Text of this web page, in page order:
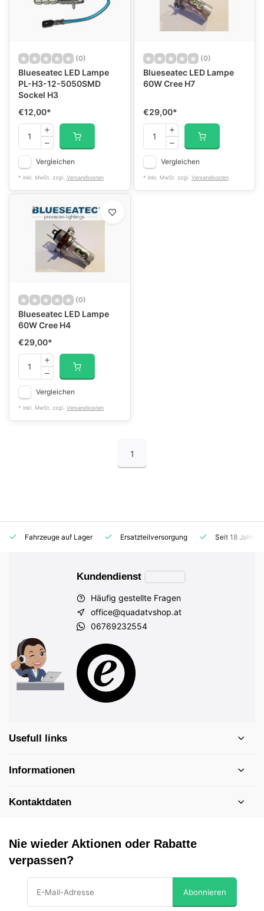
(0)
Blueseatec LED Lampe
PL-H3-12-5050SMD
Sockel H3
€12,00*
Vergleichen
* Inkl. MwSt. zzgl. Versandkosten
(0)
Blueseatec LED Lampe
60W Cree H7
€29,00*
Vergleichen
* Inkl. MwSt. zzgl. Versandkosten
(0)
Blueseatec LED Lampe
60W Cree H4
€29,00*
Vergleichen
* Inkl. MwSt. zzgl. Versandkosten
1
Fahrzeuge auf Lager Ersatzteilversorgung Seit 18
Kundendienst
Häufig gestellte Fragen
office@quadatvshop.at
06769232554
Usefull links
Informationen
Kontaktdaten
Nie wieder Aktionen oder Rabatte
verpassen?
Abonnieren